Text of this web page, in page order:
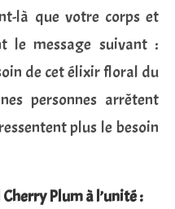
là que votre corps et
le message suivant :
de cet élixir floral du
personnes arrêtent
plus le besoin
Plum à l’unité :